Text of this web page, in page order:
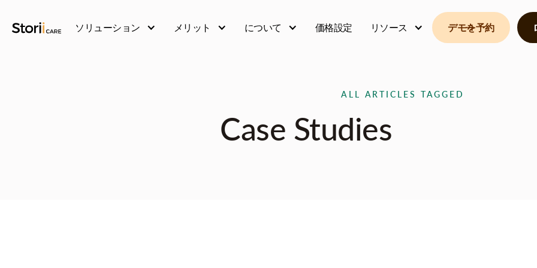
ソリューション メリット について 価格設定 リソース デモを予約
ALL ARTICLES TAGGED
Case Studies